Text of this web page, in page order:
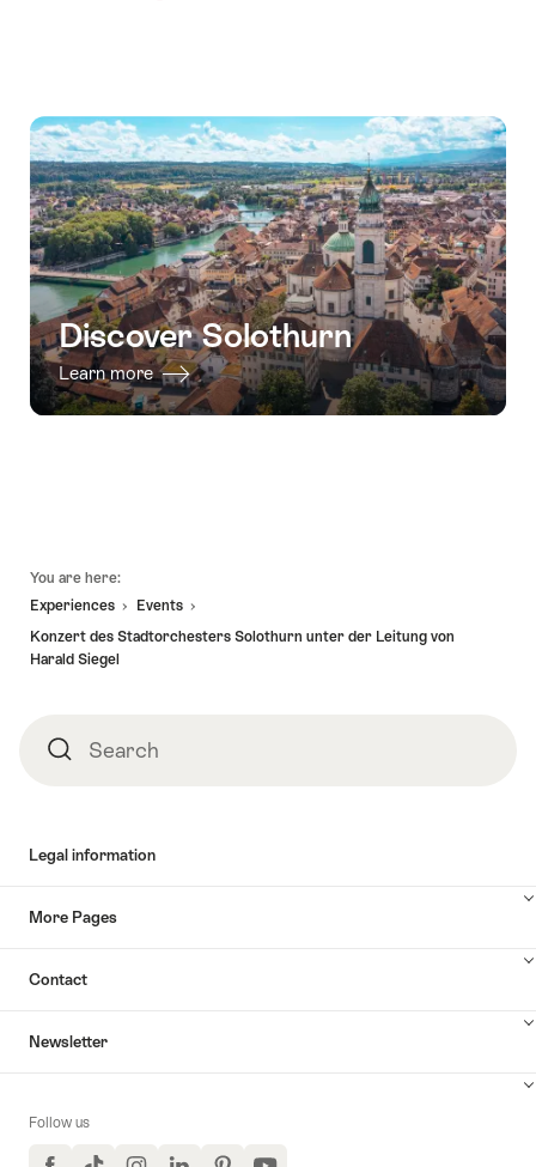
Kreieren
Sie
Ihr
eigenes
Parfum"
valid:
23.09.2026
-
15.10.2026
mit
Apéro"
22.10.2026
Discover Solothurn
Learn more
You are here:
Experiences
Events
Konzert des Stadtorchesters Solothurn unter der Leitung von
Harald Siegel
SearchSearch
Legal information
More Pages
Contact
Newsletter
Follow us